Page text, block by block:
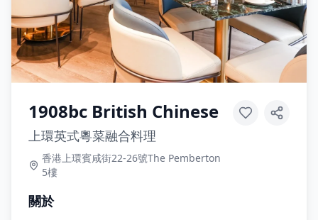
1908bc British Chinese
上環英式粵菜融合料理
香港上環賓咸街22-26號The Pemberton
5樓
關於